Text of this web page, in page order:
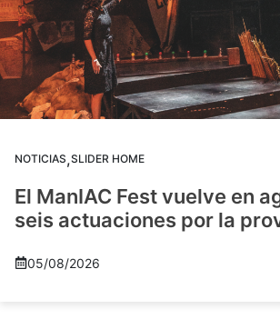
NOTICIAS,SLIDER HOME
El ManIAC Fest vuelve en
seis actuaciones por la
05/08/2026